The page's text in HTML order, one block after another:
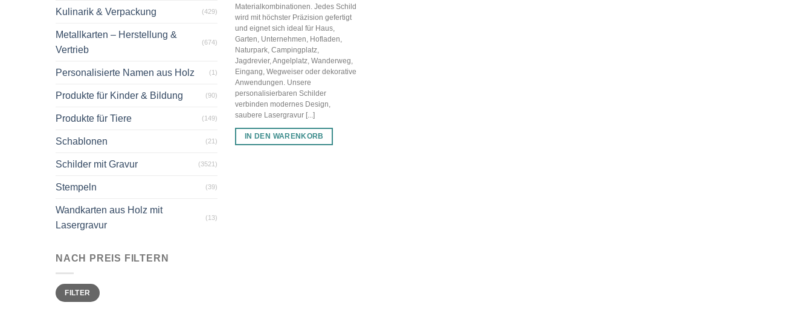
Kulinarik & Verpackung (429)
Metallkarten – Herstellung &
Vertrieb
(674)
Personalisierte Namen aus Holz (1)
Produkte für Kinder & Bildung (90)
Produkte für Tiere (149)
Schablonen (21)
Schilder mit Gravur (3521)
Stempeln (39)
Wandkarten aus Holz mit
Lasergravur
(13)
NACH PREIS FILTERN
Min.
Preis
Max.
PreisFILTER
Materialkombinationen. Jedes Schild
wird mit höchster Präzision gefertigt
und eignet sich ideal für Haus,
Garten, Unternehmen, Hofladen,
Naturpark, Campingplatz,
Jagdrevier, Angelplatz, Wanderweg,
Eingang, Wegweiser oder dekorative
Anwendungen. Unsere
personalisierbaren Schilder
verbinden modernes Design,
saubere Lasergravur [...]
IN DEN WARENKORB